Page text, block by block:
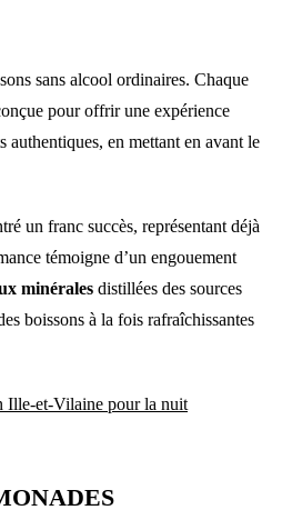
sans alcool ordinaires. Chaque
pour offrir une expérience
authentiques, en mettant en avant le
un franc succès, représentant déjà
témoigne d’un engouement
minérales distillées des sources
boissons à la fois rafraîchissantes
Ille-et-Vilaine pour la nuit